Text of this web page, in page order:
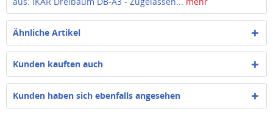
Ähnliche Artikel
Kunden kauften auch
Kunden haben sich ebenfalls angesehen